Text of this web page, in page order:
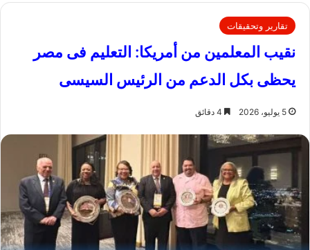
تقارير وتحقيقات
نقيب المعلمين من أمريكا: التعليم فى مصر
يحظى بكل الدعم من الرئيس السيسى
5 يوليو، 2026